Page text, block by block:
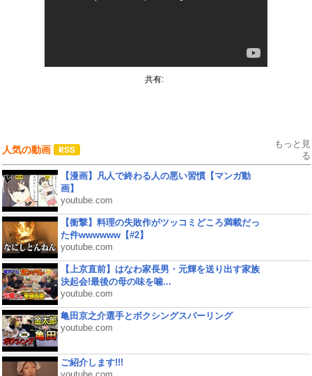
共有:
人気の動画
もっと見
る
【漫画】凡人で終わる人の悪い習慣【マンガ動
画】
youtube.com
【衝撃】料理の失敗作がツッコミどころ満載だっ
た件wwwwww【#2】
youtube.com
【上京直前】はなわ家長男・元輝を送り出す家族
決起会!最後の母の味を噛...
youtube.com
亀田京之介選手とボクシングスパーリング
youtube.com
ご紹介します!!!